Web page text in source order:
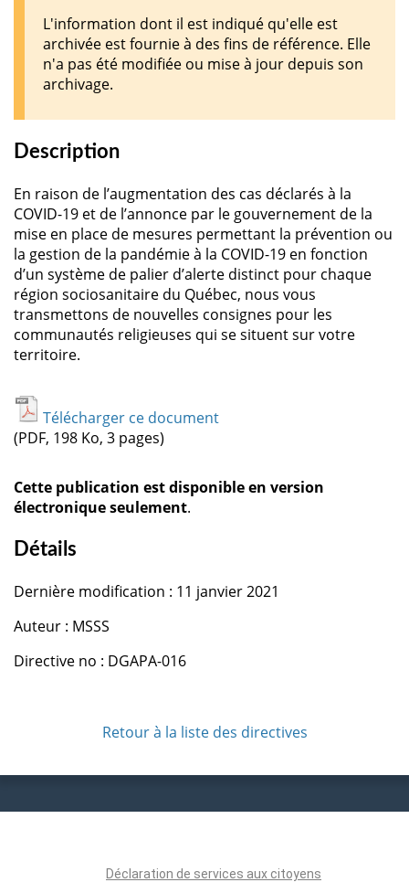
L'information dont il est indiqué qu'elle est
archivée est fournie à des fins de référence. Elle
n'a pas été modifiée ou mise à jour depuis son
archivage.
Description
En raison de l’augmentation des cas déclarés à la
COVID-19 et de l’annonce par le gouvernement de la
mise en place de mesures permettant la prévention ou
la gestion de la pandémie à la COVID-19 en fonction
d’un système de palier d’alerte distinct pour chaque
région sociosanitaire du Québec, nous vous
transmettons de nouvelles consignes pour les
communautés religieuses qui se situent sur votre
territoire.
Télécharger ce document
(PDF, 198 Ko, 3 pages)
Cette publication est disponible en version
électronique seulement.
Détails
Dernière modification : 11 janvier 2021
Auteur : MSSS
Directive no : DGAPA-016
Retour à la liste des directives
Déclaration de services aux citoyens